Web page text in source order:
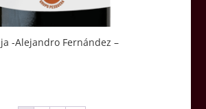
-Alejandro Fernández –